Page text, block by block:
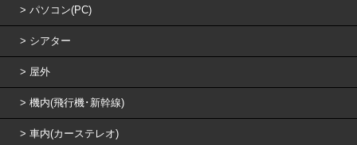
パソコン(PC)
シアター
屋外
機内(飛行機･新幹線)
車内(カーステレオ)